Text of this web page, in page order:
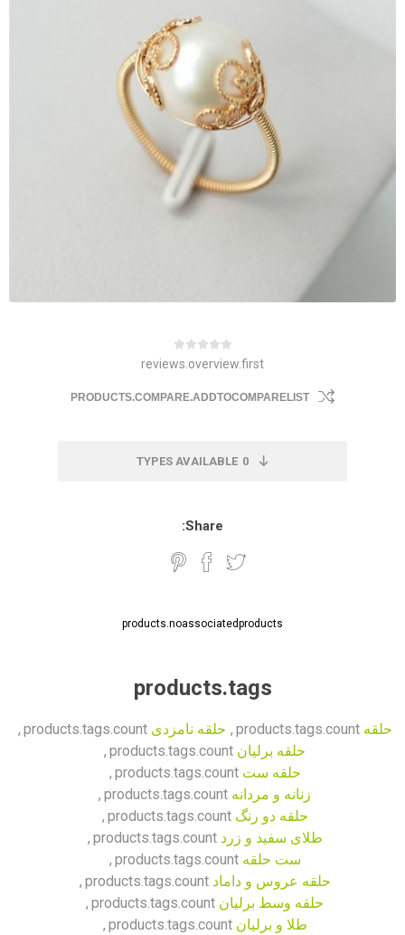
reviews.overview.first
PRODUCTS.COMPARE.ADDTOCOMPARELIST
0
TYPES AVAILABLE
Share:
products.noassociatedproducts
products.tags
حلقه products.tags.count
, حلقه نامزدی products.tags.count
,
حلقه برلیان products.tags.count
,
حلقه ست products.tags.count
,
زنانه و مردانه products.tags.count
,
حلقه دو رنگ products.tags.count
,
طلای سفید و زرد products.tags.count
,
ست حلقه products.tags.count
,
حلقه عروس و داماد products.tags.count
,
حلقه وسط برلیان products.tags.count
,
طلا و برلیان products.tags.count
,